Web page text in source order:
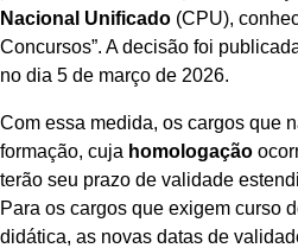
Nacional Unificado (CPU),
Concursos”. A decisão foi
no dia 5 de março de 2026.
Com essa medida, os cargos que
formação, cuja homologação
terão seu prazo de validade
Para os cargos que exigem curso
didática, as novas datas de